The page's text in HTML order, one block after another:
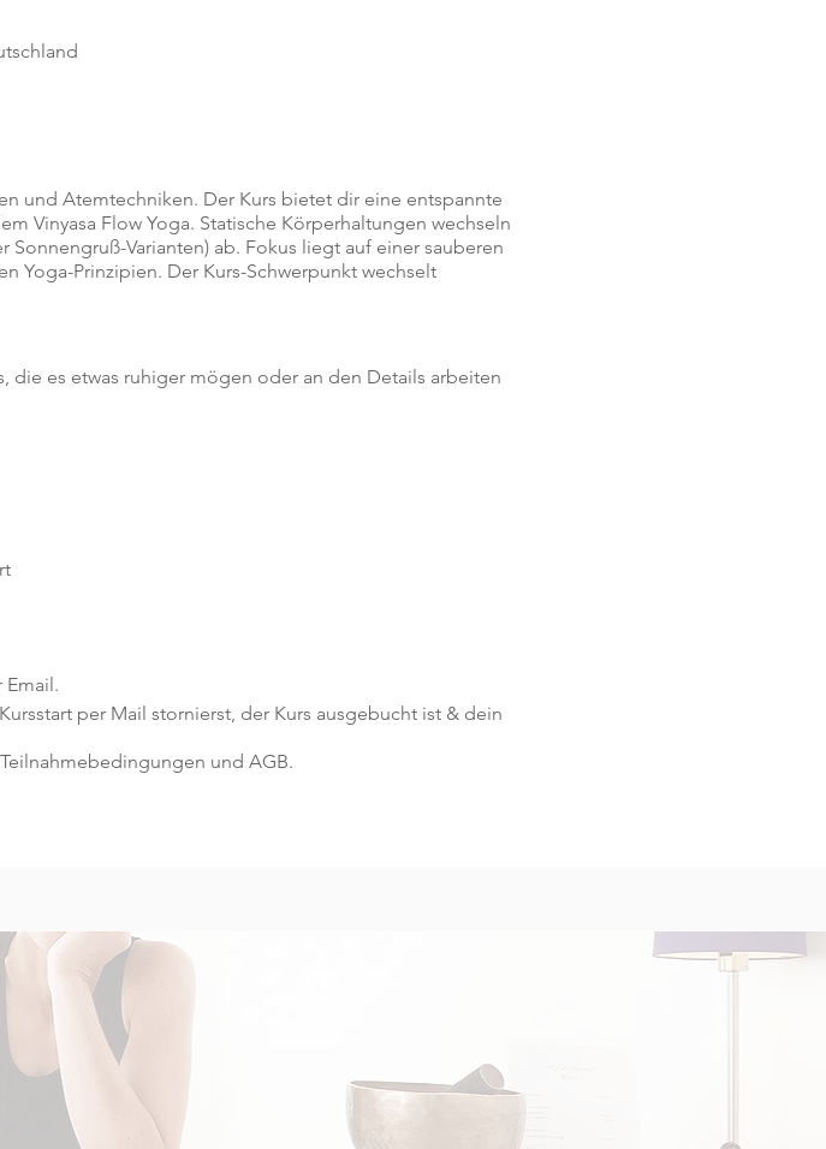
und Atemtechniken. Der Kurs bietet dir eine entspannte
Vinyasa Flow Yoga. Statische Körperhaltungen wechseln
Varianten) ab. Fokus liegt auf einer sauberen
Yoga-Prinzipien. Der Kurs-Schwerpunkt wechselt
die es etwas ruhiger mögen oder an den Details arbeiten
per Mail stornierst, der Kurs ausgebucht ist & dein
und AGB.